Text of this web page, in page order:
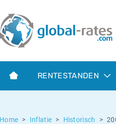
RENTESTANDEN
Home Inflatie Historisch